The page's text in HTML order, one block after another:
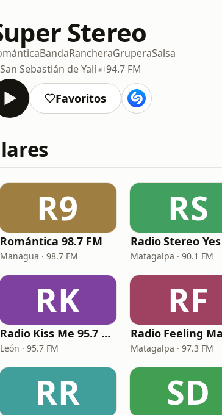
Stereo
BandaRancheraGruperaSalsa
San Sebastián de Yalí
94.7 FM
Favoritos
R9
Romántica 98.7 FM
Managua · 98.7 FM
RS
Radio Stereo Yes
Matagalpa · 90.1 FM
RK
Radio Kiss Me 95.7 FM
León · 95.7 FM
RF
Matagalpa · 97.3 FM
RR SD